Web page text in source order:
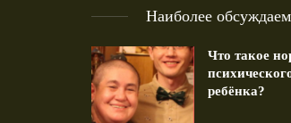
Наиболее
Что такое
ребёнка?